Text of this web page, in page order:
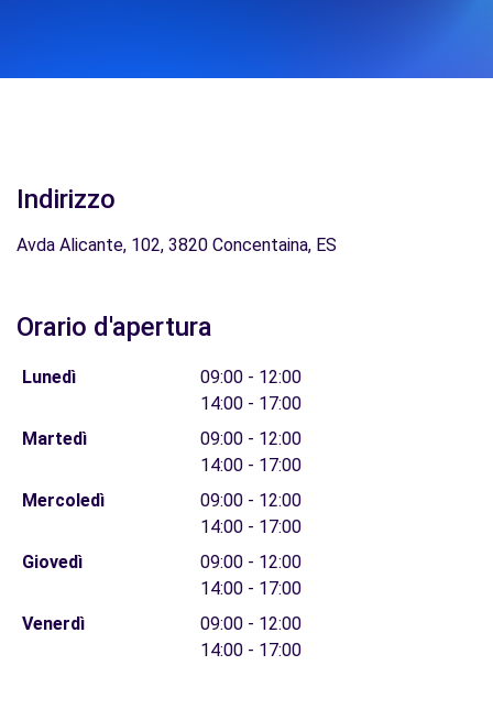
Indirizzo
Avda Alicante, 102, 3820 Concentaina, ES
Orario d'apertura
Lunedì
09:00 - 12:00
14:00 - 17:00
Martedì
09:00 - 12:00
14:00 - 17:00
Mercoledì
09:00 - 12:00
14:00 - 17:00
Giovedì
09:00 - 12:00
14:00 - 17:00
Venerdì
09:00 - 12:00
14:00 - 17:00